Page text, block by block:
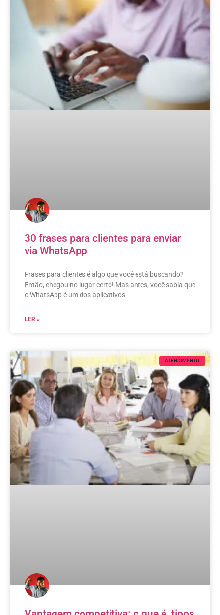
30 frases para clientes para enviar
via WhatsApp
Frases para clientes é algo que você está buscando?
Então, chegou no lugar certo! Mas antes, você sabia que
o WhatsApp é um dos aplicativos
LER »
ATENDIMENTO